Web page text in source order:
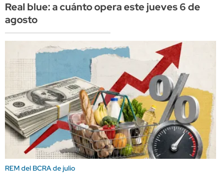
Real blue: a cuánto opera este jueves 6 de
agosto
REM del BCRA de julio